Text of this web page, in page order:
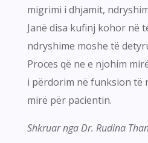
migrimi i dhjamit,
Janë disa kufinj kohor në
ndryshime moshe të
Proces që ne e njohim
i përdorim në funksion të
mirë për pacientin.
Shkruar nga Dr. Rudina